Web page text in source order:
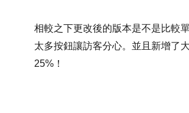
相較之下更改後的版本是不是比較
太多按鈕讓訪客分心。並且新增了
25%！